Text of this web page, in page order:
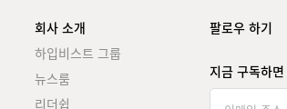
회사 소개
하입비스트 그룹
뉴스룸
리더쉽
팔로우 하기
지금 구독하